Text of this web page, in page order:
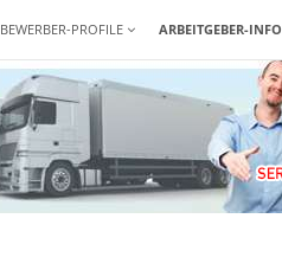
BEWERBER-PROFILE ARBEITGEBER-INFO